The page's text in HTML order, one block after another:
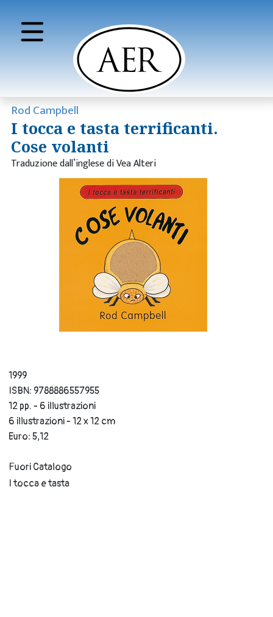
Rod Campbell
I tocca e tasta terrificanti.
Cose volanti
Traduzione dall’inglese di Vea Alteri
1999
ISBN: 9788886557955
12 pp. - 6 illustrazioni
6 illustrazioni - 12 x 12 cm
Euro: 5,12
Fuori Catalogo
I tocca e tasta